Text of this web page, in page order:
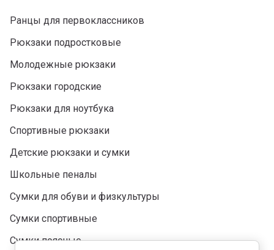
Ранцы для первоклассников
Рюкзаки подростковые
Молодежные рюкзаки
Рюкзаки городские
Рюкзаки для ноутбука
Спортивные рюкзаки
Детские рюкзаки и сумки
Школьные пеналы
Сумки для обуви и физкультуры
Сумки спортивные
Сумки поясные